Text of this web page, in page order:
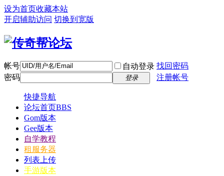
设为首页收藏本站
开启辅助访问 切换到宽版
帐号 自动登录 找回密码
密码
登录 注册帐号
快捷导航
论坛首页BBS
Gom版本
Gee版本
自学教程
租服务器
列表上传
手游版本